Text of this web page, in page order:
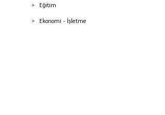
Eğitim
Ekonomi - İşletme